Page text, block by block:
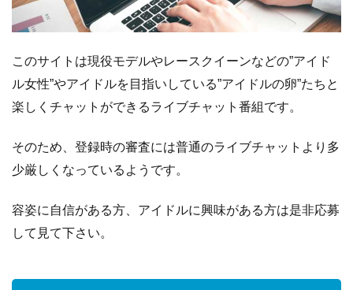
TV！」
まとめ
このサイトは現役モデルやレースクイーンなどの”アイド
ル女性”やアイドルを目指いしている”アイドルの卵”たちと
楽しくチャットができるライブチャット番組です。
そのため、登録時の審査には普通のライブチャットより多
少厳しくなっているようです。
容姿に自信がある方、アイドルに興味がある方は是非応募
して見て下さい。